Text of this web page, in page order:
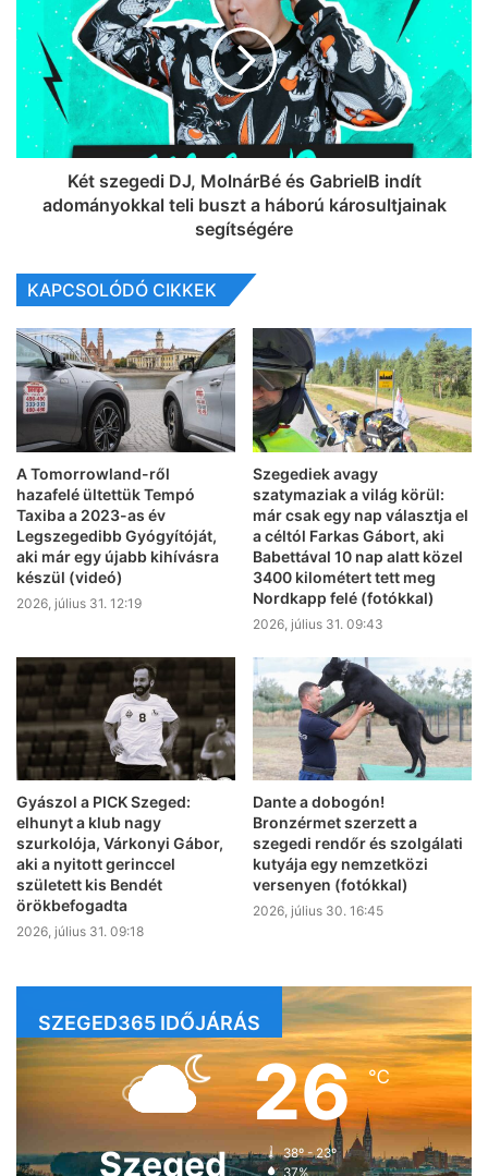
Két szegedi DJ, MolnárBé és GabrielB indít
adományokkal teli buszt a háború károsultjainak
segítségére
KAPCSOLÓDÓ CIKKEK
A Tomorrowland-ről
hazafelé ültettük Tempó
Taxiba a 2023-as év
Legszegedibb Gyógyítóját,
aki már egy újabb kihívásra
készül (videó)
2026, július 31. 12:19
Szegediek avagy
szatymaziak a világ körül:
már csak egy nap választja el
a céltól Farkas Gábort, aki
Babettával 10 nap alatt közel
3400 kilométert tett meg
Nordkapp felé (fotókkal)
2026, július 31. 09:43
Gyászol a PICK Szeged:
elhunyt a klub nagy
szurkolója, Várkonyi Gábor,
aki a nyitott gerinccel
született kis Bendét
örökbefogadta
2026, július 31. 09:18
Dante a dobogón!
Bronzérmet szerzett a
szegedi rendőr és szolgálati
kutyája egy nemzetközi
versenyen (fotókkal)
2026, július 30. 16:45
SZEGED365 IDŐJÁRÁS
Szeged
26℃
38º - 23º
37%